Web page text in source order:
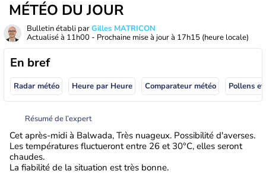
MÉTÉO DU JOUR
Bulletin établi parGilles MATRICON
Actualisé à 11h00 - Prochaine mise à jour à 17h15 (heure locale)
En bref
Radar météo Heure par Heure Comparateur météo Pollens
Résumé de l’expert
Cet après-midi à Balwada, Très nuageux. Possibilité d'averses.
Les températures fluctueront entre 26 et 30°C, elles seront
chaudes.
La fiabilité de la situation est très bonne.